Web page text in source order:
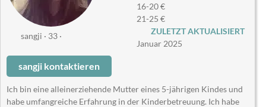
sangji · 33 ·
16-20 €
21-25 €
ZULETZT AKTUALISIERT
Januar 2025
sangji kontaktieren
Ich bin eine alleinerziehende Mutter eines 5-jährigen Kindes und
habe umfangreiche Erfahrung in der Kinderbetreuung. Ich habe